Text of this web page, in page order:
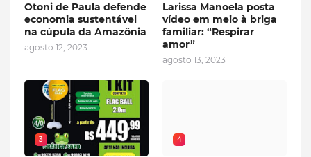
Otoni de Paula defende
economia sustentável
na cúpula da Amazônia
agosto 12, 2023
Larissa Manoela posta
vídeo em meio à briga
familiar: “Respirar
amor”
agosto 13, 2023
3 4